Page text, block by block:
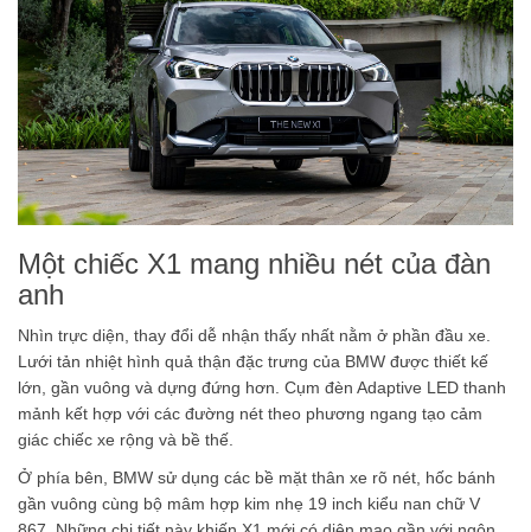
Một chiếc X1 mang nhiều nét của đàn
anh
Nhìn trực diện, thay đổi dễ nhận thấy nhất nằm ở phần đầu xe.
Lưới tản nhiệt hình quả thận đặc trưng của BMW được thiết kế
lớn, gần vuông và dựng đứng hơn. Cụm đèn Adaptive LED thanh
mảnh kết hợp với các đường nét theo phương ngang tạo cảm
giác chiếc xe rộng và bề thế.
Ở phía bên, BMW sử dụng các bề mặt thân xe rõ nét, hốc bánh
gần vuông cùng bộ mâm hợp kim nhẹ 19 inch kiểu nan chữ V